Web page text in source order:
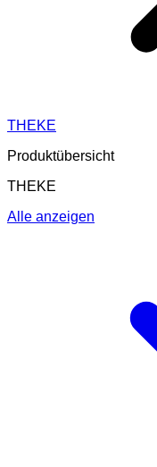
THEKE
Produktübersicht
THEKE
Alle anzeigen